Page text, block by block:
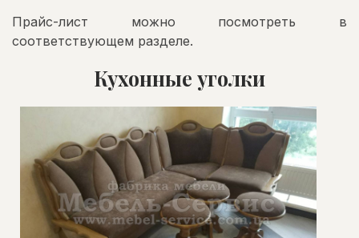
Прайс-лист можно посмотреть в
соответствующем разделе.
Кухонные уголки